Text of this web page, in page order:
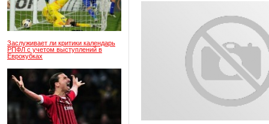
Заслуживает ли критики календарь
РПФЛ с учетом выступлений в
Еврокубках